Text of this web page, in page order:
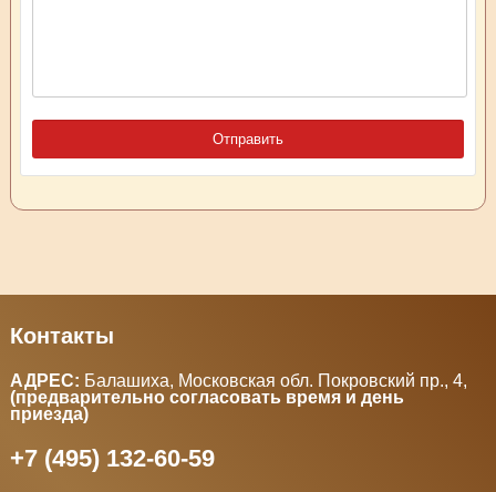
Контакты
АДРЕС: Балашиха, Московская обл. Покровский пр., 4,
(предварительно согласовать время и день
приезда)
+7 (495) 132-60-59